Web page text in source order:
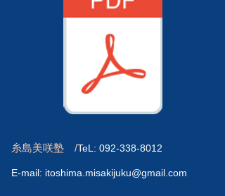
E-mail: itoshima.misakijuku@gmail.com
​糸島美咲塾 /TeL: 092-338-8012